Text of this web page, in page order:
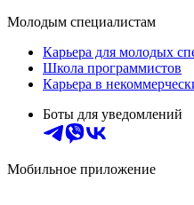
Молодым специалистам
Карьера для молодых
Школа программистов
Карьера в
Боты для уведомлений
Мобильное приложение